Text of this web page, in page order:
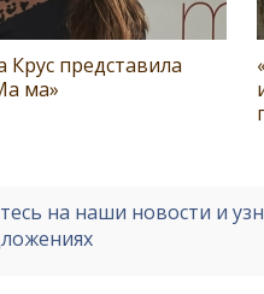
Крус представила
ма»
на наши новости и